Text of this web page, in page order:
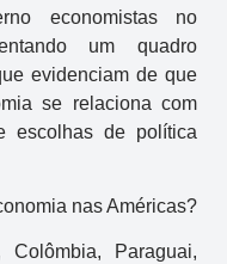
economistas no
um quadro
evidenciam de que
se relaciona com
escolhas de política
nas Américas?
Paraguai,